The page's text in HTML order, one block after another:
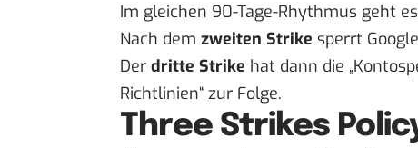
Im gleichen 90-Tage-Rhythmus geht
Nach dem zweiten Strike sperrt
Der dritte Strike hat dann die
Richtlinien“ zur Folge.
Three Strikes